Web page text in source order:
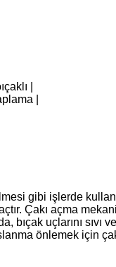
|
|
gibi işlerde
Çakı açma
bıçak uçlarını sıvı
önlemek için